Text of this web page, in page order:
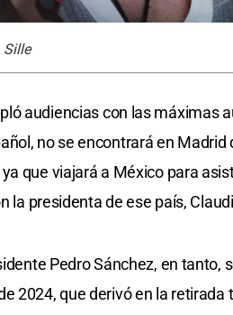
Sille
audiencias con las máximas
no se encontrará en Madrid
que viajará a México para
la presidenta de ese país,
Pedro Sánchez, en
2024, que derivó en la